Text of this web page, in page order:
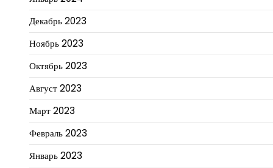
Декабрь 2023
Ноябрь 2023
Октябрь 2023
Август 2023
Март 2023
Февраль 2023
Январь 2023